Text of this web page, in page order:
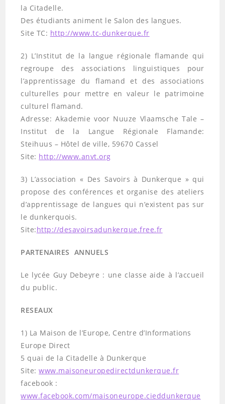
la Citadelle.
Des étudiants animent le Salon des langues.
Site TC: http://www.tc-dunkerque.fr
2) L’Institut de la langue régionale flamande qui
regroupe des associations linguistiques pour
l’apprentissage du flamand et des associations
culturelles pour mettre en valeur le patrimoine
culturel flamand.
Adresse: Akademie voor Nuuze Vlaamsche Tale –
Institut de la Langue Régionale Flamande:
Steihuus – Hôtel de ville, 59670 Cassel
Site: http://www.anvt.org
3) L’association « Des Savoirs à Dunkerque » qui
propose des conférences et organise des ateliers
d’apprentissage de langues qui n’existent pas sur
le dunkerquois.
Site:http://desavoirsadunkerque.free.fr
PARTENAIRES ANNUELS
Le lycée Guy Debeyre : une classe aide à l’accueil
du public.
RESEAUX
1) La Maison de l’Europe, Centre d’Informations
Europe Direct
5 quai de la Citadelle à Dunkerque
Site:www.maisoneuropedirectdunkerque.fr
facebook :
www.facebook.com/maisoneurope.cieddunkerque